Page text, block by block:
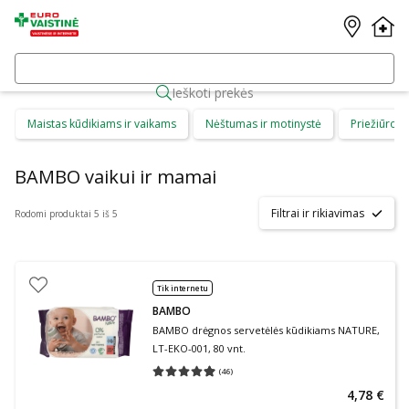
Ieškoti prekės
Maistas kūdikiams ir vaikams Nėštumas ir motinystė Priežiūros
BAMBO vaikui ir mamai
Rodomi produktai 5 iš 5 Filtrai ir rikiavimas
Tik internetu
BAMBO
BAMBO drėgnos servetėlės kūdikiams NATURE,
LT-EKO-001, 80 vnt.
(46)
Vidutinis įvertinimas 4.93
4,78 €